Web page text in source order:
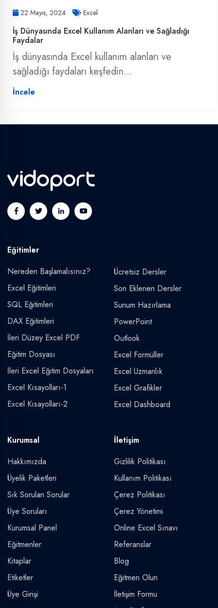
22 Mayıs, 2024 Excel
İş Dünyasında Excel Kullanım Alanları ve Sağladığı
Faydalar
İş dünyasında Excel kullanım alanları ve
sağladığı faydaları keşfedin...
İncele
Eğitimler
Nereden Başlamalısınız?
Excel Eğitimleri
SQL Eğitimleri
DAX Eğitimleri
İleri Düzey Excel PDF
Eğitim Dosyası
İleri Excel Eğitim Dosyaları
Excel Kısayolları-1
Excel Kısayolları-2
Ücretsiz Dersler
Son Eklenen Dersler
Sunum Hazırlama
PowerPoint
Outlook
Excel Formüller
Excel Uzmanlık
Excel Grafikler
Excel Dashboard
Kurumsal
Hakkımızda
Üyelik Paketleri
Sık Sorulan Sorular
Üye Soruları
Kurumsal Panel
Eğitmenler
Kitaplar
Etiketler
Üye Girişi
İletişim
Gizlilik Politikası
Kullanım Politikası
Çerez Politikası
Çerez Yönetimi
Online Excel Sınavı
Referanslar
Blog
Eğitmen Olun
İletişim Formu